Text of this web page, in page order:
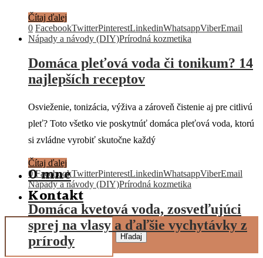
O mne
Kontakt
Hľadaj
Čítaj ďalej
0 FacebookTwitterPinterestLinkedinWhatsappViberEmail
Nápady a návody (DIY)Prírodná kozmetika
Domáca pleťová voda či tonikum? 14
najlepších receptov
Osvieženie, tonizácia, výživa a zároveň čistenie aj pre citlivú
pleť? Toto všetko vie poskytnúť domáca pleťová voda, ktorú
si zvládne vyrobiť skutočne každý
Čítaj ďalej
0 FacebookTwitterPinterestLinkedinWhatsappViberEmail
Nápady a návody (DIY)Prírodná kozmetika
Domáca kvetová voda, zosvetľujúci
sprej na vlasy a ďaľšie vychytávky z
prírody